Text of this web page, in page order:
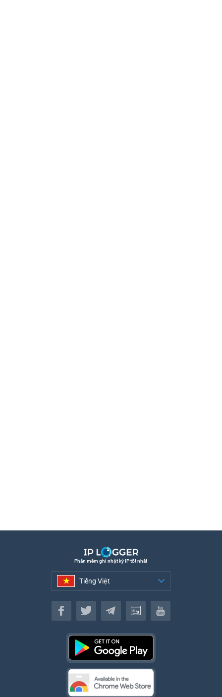
Phần mềm ghi nhật ký IP tốt nhất
Tiếng Việt
Tiếng Việt